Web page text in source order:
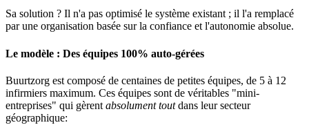
Sa solution ? Il n'a pas optimisé le système existant ; il l'a remplacé
par une organisation basée sur la confiance et l'autonomie absolue.
Le modèle : Des équipes 100% auto-gérées
Buurtzorg est composé de centaines de petites équipes, de 5 à 12
infirmiers maximum. Ces équipes sont de véritables "mini-
entreprises" qui gèrent absolument toutdans leur secteur
géographique: